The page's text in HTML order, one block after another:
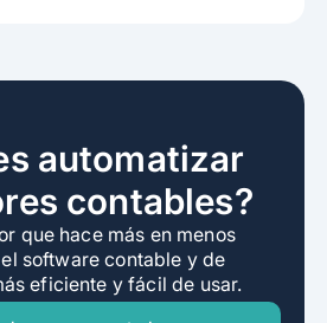
automatizar
contables?
que hace más en menos
software contable y de
eficiente y fácil de usar.